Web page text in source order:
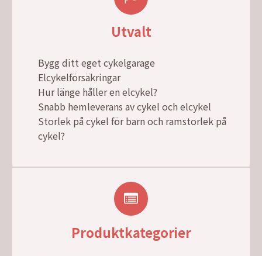
Utvalt
Bygg ditt eget cykelgarage
Elcykelförsäkringar
Hur länge håller en elcykel?
Snabb hemleverans av cykel och elcykel
Storlek på cykel för barn och ramstorlek på
cykel?
Produktkategorier